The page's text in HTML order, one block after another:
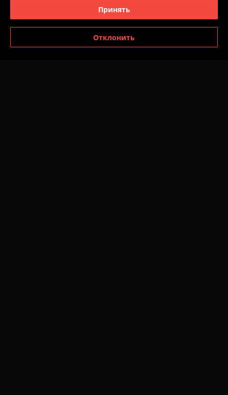
соседи увидев первый раз были в восторге. Думали, что кованая, но
только лучше) В общем доволен как слон :))
Сделка подтверждена через корзину
Принять
Отклонить